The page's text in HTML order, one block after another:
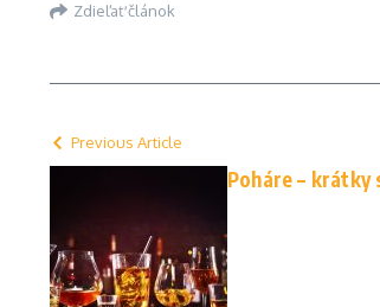
Zdieľať článok
Previous Article
Poháre – krátky